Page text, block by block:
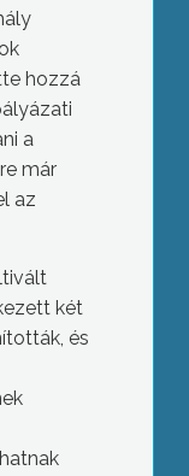
hozzá
a
már
az
két
és